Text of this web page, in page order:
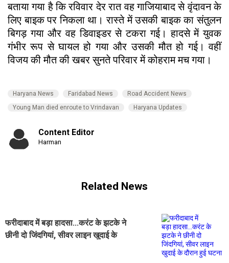
बताया गया है कि रविवार देर रात वह गाजियाबाद से वृंदावन के
लिए बाइक पर निकला था। रास्ते में उसकी बाइक का संतुलन
बिगड़ गया और वह डिवाइडर से टकरा गई। हादसे में युवक
गंभीर रूप से घायल हो गया और उसकी मौत हो गई। वहीं
विजय की मौत की खबर सुनते परिवार में कोहराम मच गया।
Haryana News Faridabad News
Road Accident News
Young Man died enroute to Vrindavan
Haryana Updates
Content Editor
Harman
Related News
फरीदाबाद में बड़ा हादसा...करंट के झटके ने
छीनी दो जिंदगियां, सीवर लाइन खुदाई के